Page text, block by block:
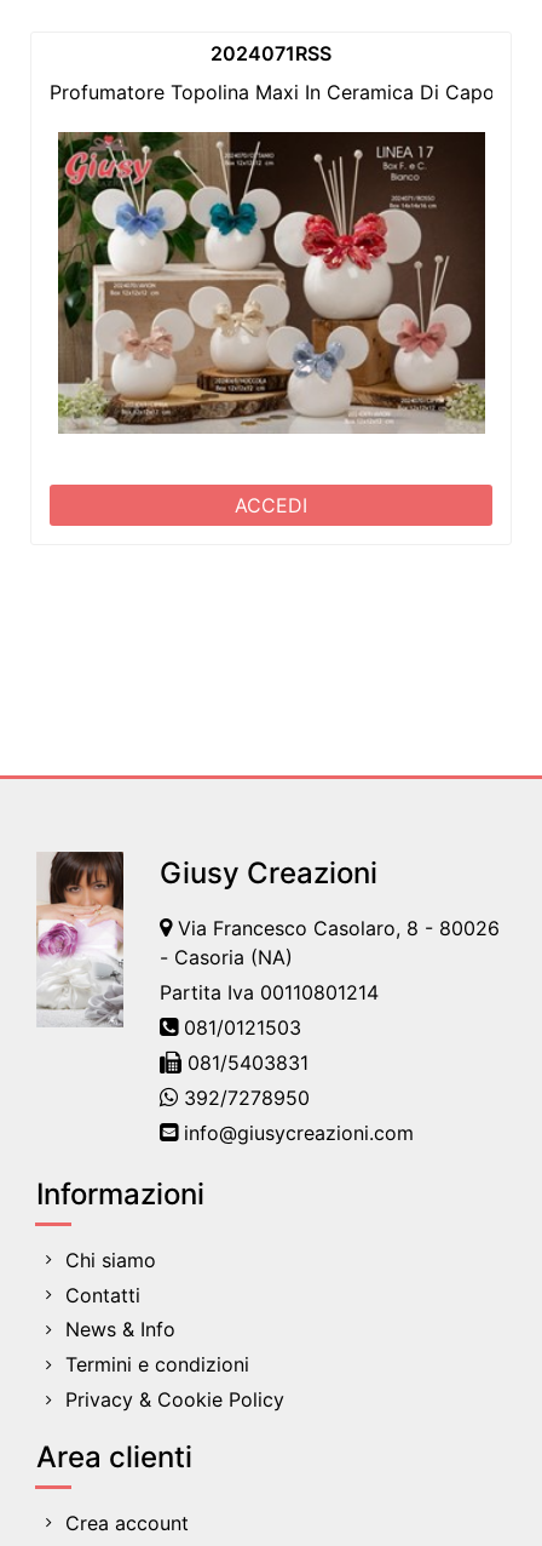
2024071RSS
Profumatore Topolina Maxi In Ceramica Di
ACCEDI
Giusy Creazioni
Via Francesco Casolaro, 8 - 80026
- Casoria (NA)
Partita Iva 00110801214
081/0121503
081/5403831
392/7278950
info@giusycreazioni.com
Informazioni
Chi siamo
Contatti
News & Info
Termini e condizioni
Privacy & Cookie Policy
Area clienti
Crea account